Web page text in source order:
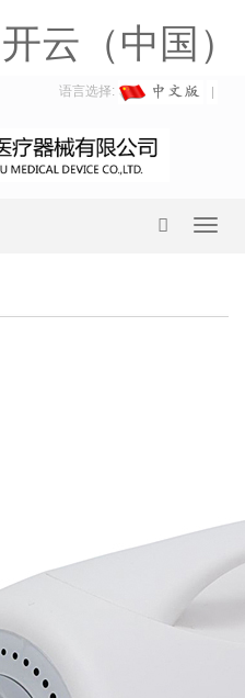
云（中国）
语言选择: